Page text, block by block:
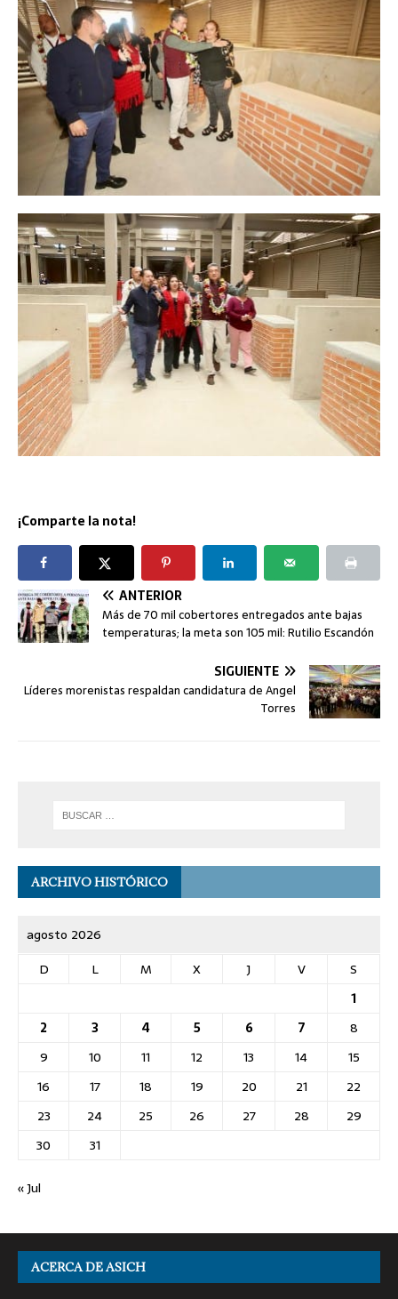
¡Comparte la nota!
ANTERIOR
Más de 70 mil cobertores entregados ante bajas
temperaturas; la meta son 105 mil: Rutilio Escandón
SIGUIENTE
Líderes morenistas respaldan candidatura de Angel
Torres
ARCHIVO HISTÓRICO
agosto 2026
D
L M X J V
S
1
2
3 4 5 6 7
8
9
10 11 12 13 14
15
16
17 18 19 20 21
22
23
24 25 26 27 28
29
30
31
« Jul
ACERCA DE ASICH